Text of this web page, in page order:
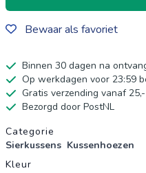
Bewaar als favoriet
Binnen 30 dagen na
Op werkdagen voor 23:59
Gratis verzending vanaf 25,-
Bezorgd door PostNL
Productgegevens
Categorie
Sierkussens Kussenhoezen
Kleur